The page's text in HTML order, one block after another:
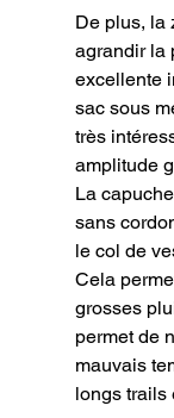
De plus, la
agrandir la
excellente
sac sous
très
amplitude
La
sans
le col de
Cela
grosses
permet de
mauvais
longs trails